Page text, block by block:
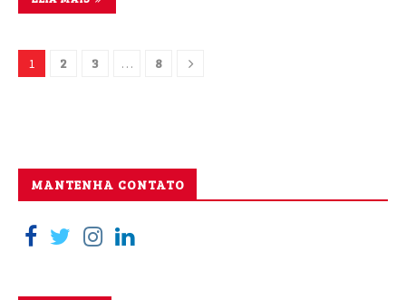
1 2 3 … 8
MANTENHA CONTATO